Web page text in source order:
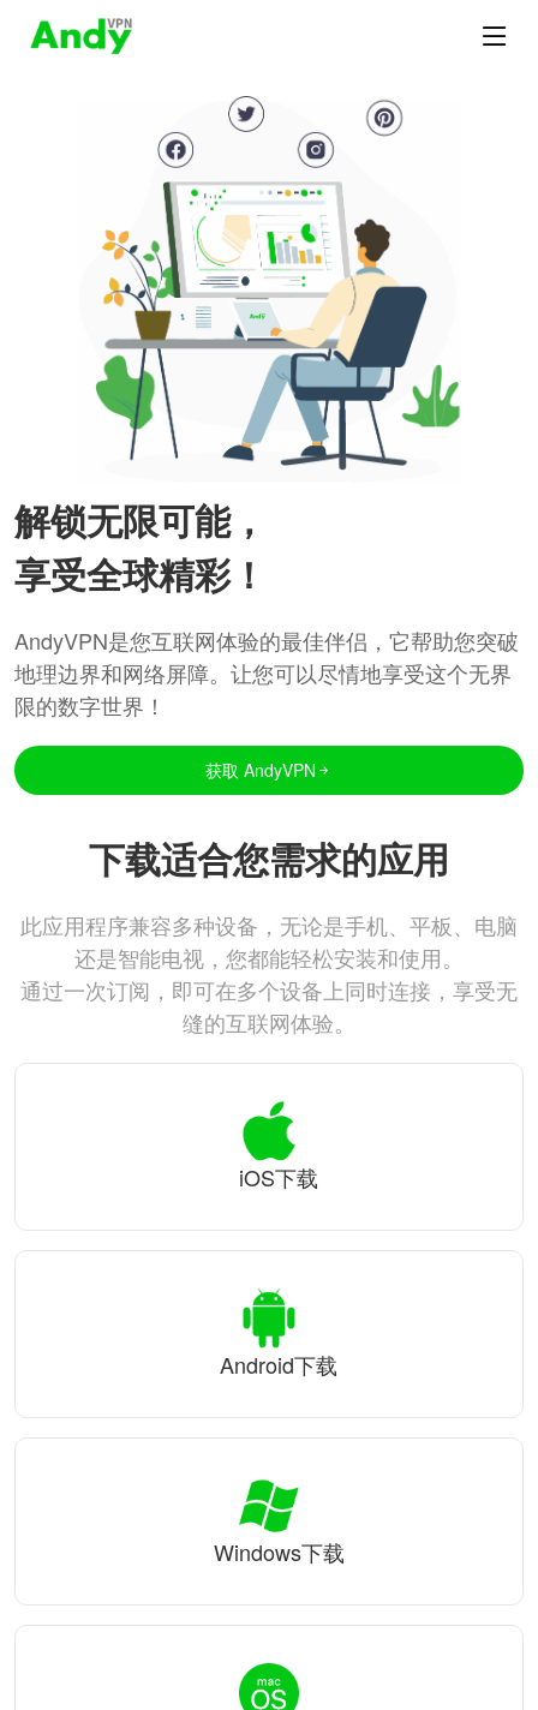
解锁无限可能，
享受全球精彩！
AndyVPN是您互联网体验的最佳伴侣，它帮助您突破
地理边界和网络屏障。让您可以尽情地享受这个无界
限的数字世界！
获取 AndyVPN
下载适合您需求的应用
此应用程序兼容多种设备，无论是手机、平板、电脑
还是智能电视，您都能轻松安装和使用。
通过一次订阅，即可在多个设备上同时连接，享受无
缝的互联网体验。
iOS下载
Android下载
Windows下载